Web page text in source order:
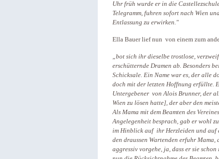
Uhr früh wurde er in die
Telegramm, fuhren sofort nach Wien
Entlassung zu erwirken."
Ella Bauer lief nun von einem zum
„bot sich ihr dieselbe trostlose,
erschütternde Dramen ab. Besonders
Schicksale. Ein Name war es, der alle
doch mit der letzten Hoffnung erfüllte.
Untergebener von Alois Brunner, der
Wien zu lösen hatte], der aber den
Als Mama mit dem Beamten des
Angelegenheit besprach, gab er wohl
im Hinblick auf ihr Herzleiden und auf
den draussen Wartenden erfuhr
aggressiv vorgehe, ja, dass er sie